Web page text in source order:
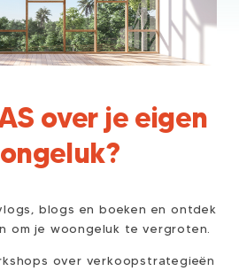
over je eigen
blogs en boeken en ontdek
om je woongeluk te vergroten.
over verkoopstrategieën